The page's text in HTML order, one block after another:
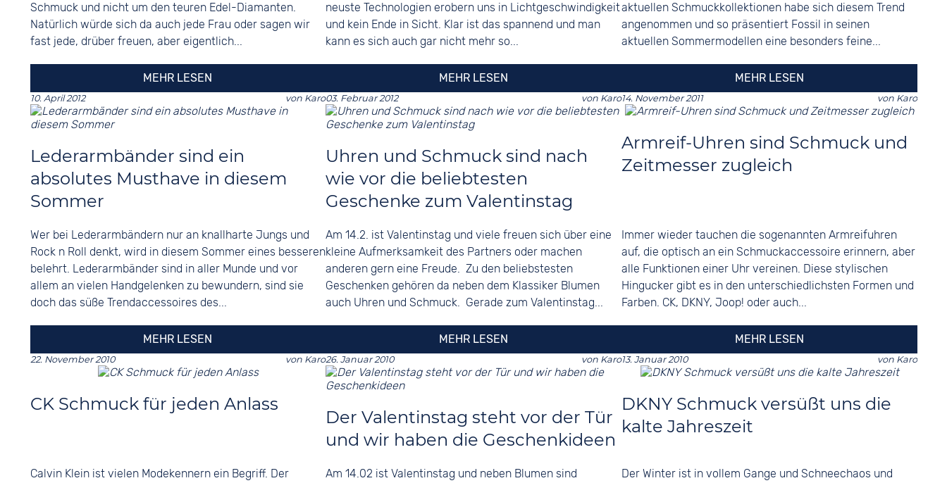
Schmuck und nicht um den teuren Edel-Diamanten.
Natürlich würde sich da auch jede Frau oder sagen wir
fast jede, drüber freuen, aber eigentlich...
MEHR LESEN
neuste Technologien erobern uns in Lichtgeschwindigkeit
und kein Ende in Sicht. Klar ist das spannend und man
kann es sich auch gar nicht mehr so...
MEHR LESEN
aktuellen Schmuckkollektionen habe sich diesem Trend
angenommen und so präsentiert Fossil in seinen
aktuellen Sommermodellen eine besonders feine...
MEHR LESEN
10. April 2012 von Karo
Lederarmbänder sind ein
absolutes Musthave in diesem
Sommer
Wer bei Lederarmbändern nur an knallharte Jungs und
Rock n Roll denkt, wird in diesem Sommer eines besseren
belehrt. Lederarmbänder sind in aller Munde und vor
allem an vielen Handgelenken zu bewundern, sind sie
doch das süße Trendaccessoires des...
MEHR LESEN
03. Februar 2012 von Karo
Uhren und Schmuck sind nach
wie vor die beliebtesten
Geschenke zum Valentinstag
Am 14.2. ist Valentinstag und viele freuen sich über eine
kleine Aufmerksamkeit des Partners oder machen
anderen gern eine Freude. Zu den beliebstesten
Geschenken gehören da neben dem Klassiker Blumen
auch Uhren und Schmuck. Gerade zum Valentinstag...
MEHR LESEN
14. November 2011 von Karo
Armreif-Uhren sind Schmuck und
Zeitmesser zugleich
Immer wieder tauchen die sogenannten Armreifuhren
auf, die optisch an ein Schmuckaccessoire erinnern, aber
alle Funktionen einer Uhr vereinen. Diese stylischen
Hingucker gibt es in den unterschiedlichsten Formen und
Farben. CK, DKNY, Joop! oder auch...
MEHR LESEN
22. November 2010 von Karo
CK Schmuck für jeden Anlass
Calvin Klein ist vielen Modekennern ein Begriff. Der
26. Januar 2010 von Karo
Der Valentinstag steht vor der Tür
und wir haben die Geschenkideen
Am 14.02 ist Valentinstag und neben Blumen sind
13. Januar 2010 von Karo
DKNY Schmuck versüßt uns die
kalte Jahreszeit
Der Winter ist in vollem Gange und Schneechaos und